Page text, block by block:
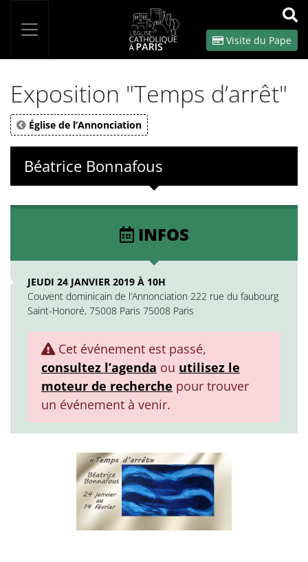
OK
Visite du Pape
Exposition "Temps d’arrêt"
Église de l’Annonciation
Béatrice Bonnafous
INFOS
JEUDI 24 JANVIER 2019 À 10H
Couvent dominicain de l’Annonciation 222 rue du faubourg
Saint-Honoré, 75008 Paris 75008 Paris
Cet événement est passé,
consultez l’agenda ou utilisez le
moteur de recherche pour trouver
un événement à venir.
Panneau de gestion des cookies